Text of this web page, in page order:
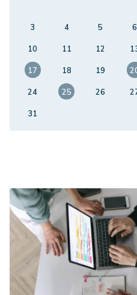
3
4 5 6
10
11 12
17
18 19
24
25 26
31